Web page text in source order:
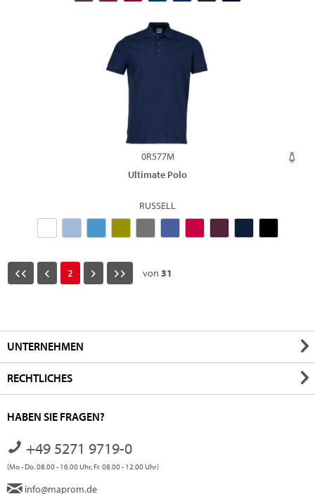
0R577M
Ultimate Polo
RUSSELL
2 von 31
UNTERNEHMEN
RECHTLICHES
HABEN SIE FRAGEN?
+49 5271 9719-0
(Mo - Do. 08.00 - 16.00 Uhr, Fr. 08.00 - 12.00 Uhr)
info@maprom.de